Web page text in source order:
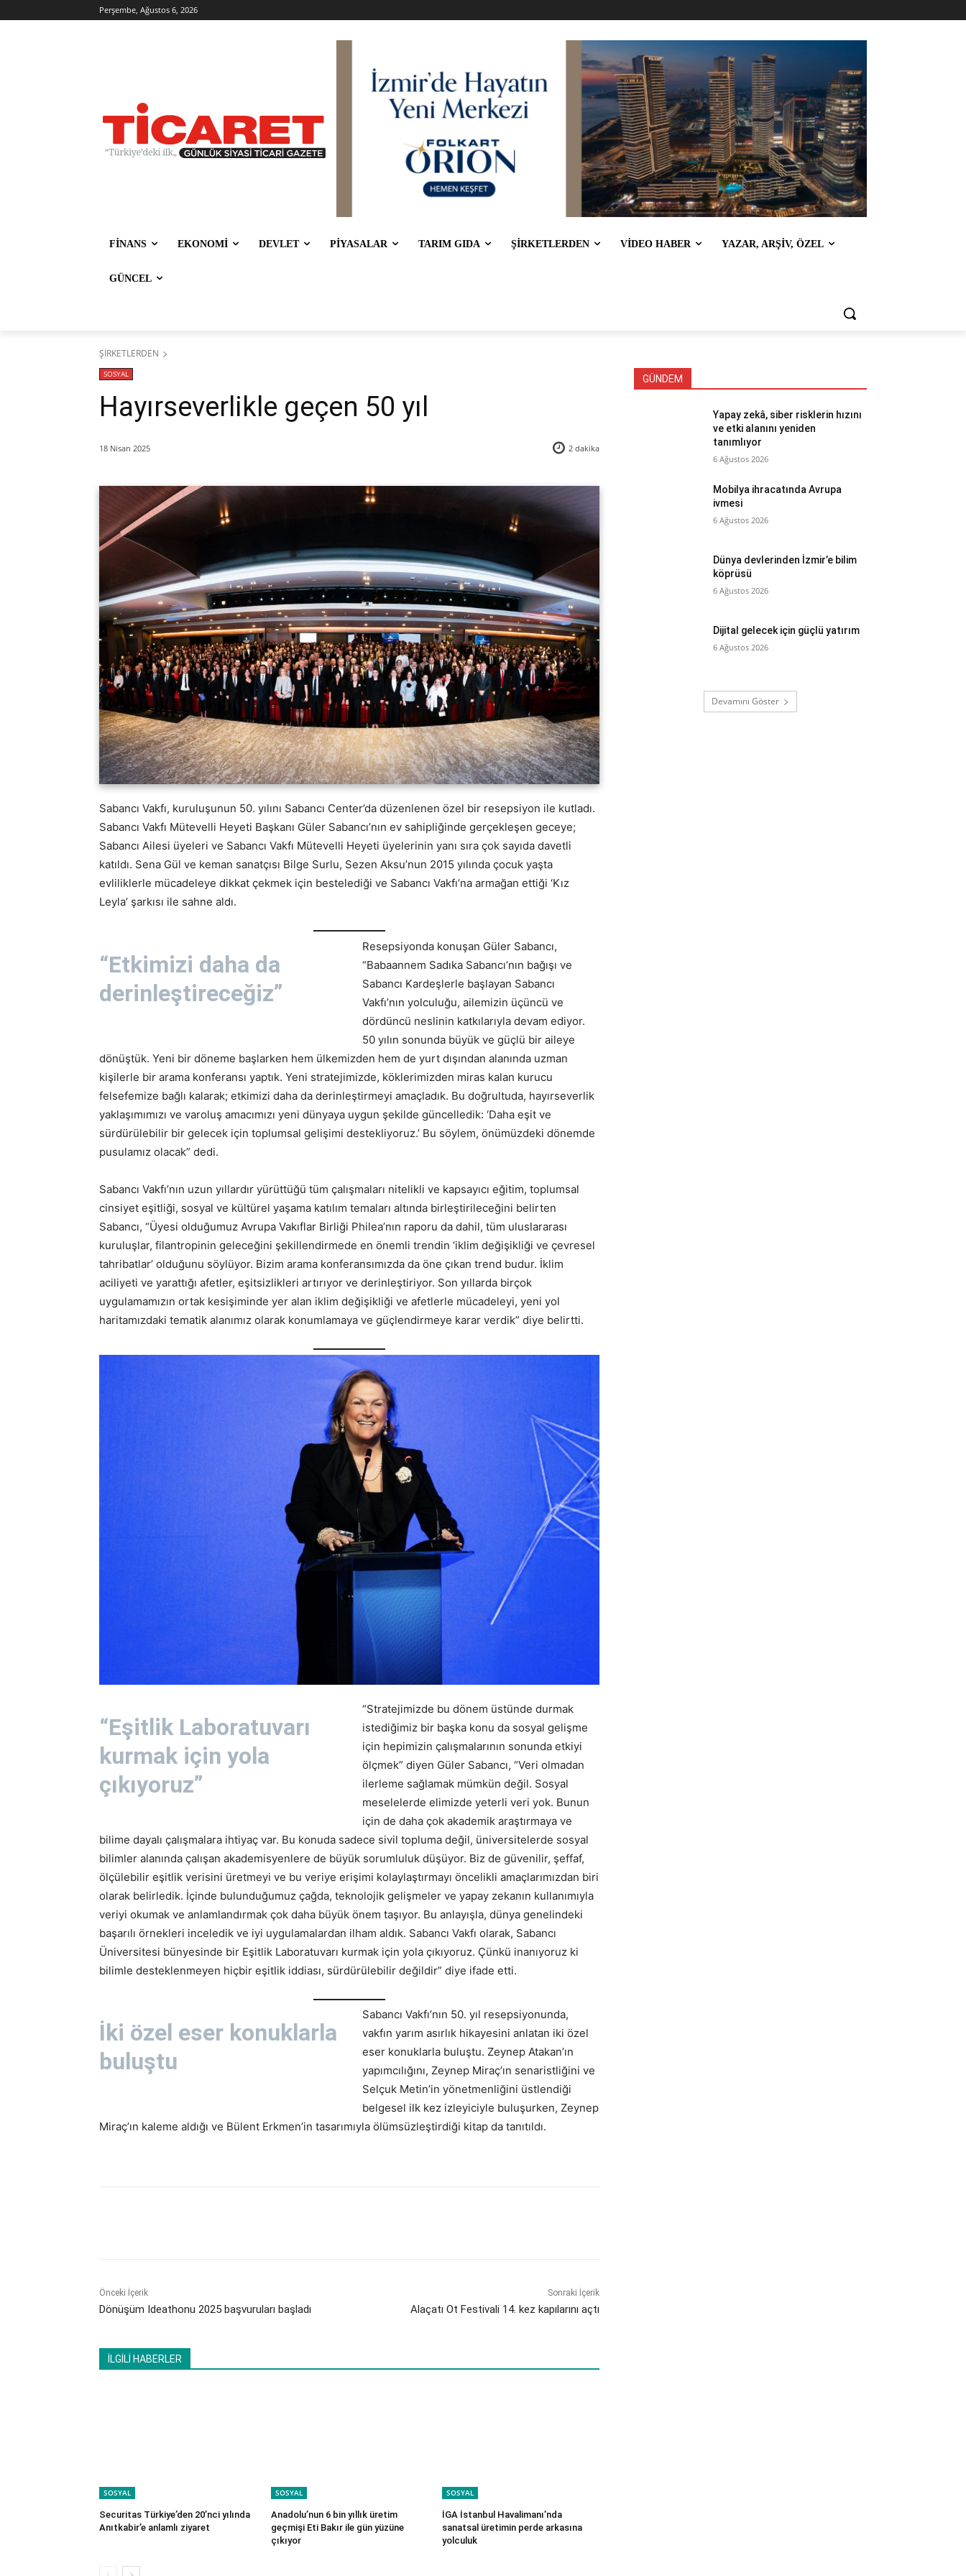
Perşembe, Ağustos 6, 2026
FİNANS EKONOMİ DEVLET PİYASALAR TARIM GIDA ŞİRKETLERDEN VİDEO HABER YAZAR, ARŞİV, ÖZEL
GÜNCEL
ŞİRKETLERDEN
SOSYAL
Hayırseverlikle geçen 50 yıl
18 Nisan 2025 2 dakika
Sabancı Vakfı, kuruluşunun 50. yılını Sabancı Center’da düzenlenen özel bir resepsiyon ile kutladı.
Sabancı Vakfı Mütevelli Heyeti Başkanı Güler Sabancı’nın ev sahipliğinde gerçekleşen geceye;
Sabancı Ailesi üyeleri ve Sabancı Vakfı Mütevelli Heyeti üyelerinin yanı sıra çok sayıda davetli
katıldı. Sena Gül ve keman sanatçısı Bilge Surlu, Sezen Aksu’nun 2015 yılında çocuk yaşta
evliliklerle mücadeleye dikkat çekmek için bestelediği ve Sabancı Vakfı’na armağan ettiği ‘Kız
Leyla’ şarkısı ile sahne aldı.
“Etkimizi daha da
derinleştireceğiz”
Resepsiyonda konuşan Güler Sabancı,
“Babaannem Sadıka Sabancı’nın bağışı ve
Sabancı Kardeşlerle başlayan Sabancı
Vakfı’nın yolculuğu, ailemizin üçüncü ve
dördüncü neslinin katkılarıyla devam ediyor.
50 yılın sonunda büyük ve güçlü bir aileye
dönüştük. Yeni bir döneme başlarken hem ülkemizden hem de yurt dışından alanında uzman
kişilerle bir arama konferansı yaptık. Yeni stratejimizde, köklerimizden miras kalan kurucu
felsefemize bağlı kalarak; etkimizi daha da derinleştirmeyi amaçladık. Bu doğrultuda, hayırseverlik
yaklaşımımızı ve varoluş amacımızı yeni dünyaya uygun şekilde güncelledik: ‘Daha eşit ve
sürdürülebilir bir gelecek için toplumsal gelişimi destekliyoruz.’ Bu söylem, önümüzdeki dönemde
pusulamız olacak” dedi.
Sabancı Vakfı’nın uzun yıllardır yürüttüğü tüm çalışmaları nitelikli ve kapsayıcı eğitim, toplumsal
cinsiyet eşitliği, sosyal ve kültürel yaşama katılım temaları altında birleştirileceğini belirten
Sabancı, “Üyesi olduğumuz Avrupa Vakıflar Birliği Philea’nın raporu da dahil, tüm uluslararası
kuruluşlar, filantropinin geleceğini şekillendirmede en önemli trendin ‘iklim değişikliği ve çevresel
tahribatlar’ olduğunu söylüyor. Bizim arama konferansımızda da öne çıkan trend budur. İklim
aciliyeti ve yarattığı afetler, eşitsizlikleri artırıyor ve derinleştiriyor. Son yıllarda birçok
uygulamamızın ortak kesişiminde yer alan iklim değişikliği ve afetlerle mücadeleyi, yeni yol
haritamızdaki tematik alanımız olarak konumlamaya ve güçlendirmeye karar verdik” diye belirtti.
“Eşitlik Laboratuvarı
kurmak için yola
çıkıyoruz”
“Stratejimizde bu dönem üstünde durmak
istediğimiz bir başka konu da sosyal gelişme
için hepimizin çalışmalarının sonunda etkiyi
ölçmek” diyen Güler Sabancı, “Veri olmadan
ilerleme sağlamak mümkün değil. Sosyal
meselelerde elimizde yeterli veri yok. Bunun
için de daha çok akademik araştırmaya ve
bilime dayalı çalışmalara ihtiyaç var. Bu konuda sadece sivil topluma değil, üniversitelerde sosyal
bilimler alanında çalışan akademisyenlere de büyük sorumluluk düşüyor. Biz de güvenilir, şeffaf,
ölçülebilir eşitlik verisini üretmeyi ve bu veriye erişimi kolaylaştırmayı öncelikli amaçlarımızdan biri
olarak belirledik. İçinde bulunduğumuz çağda, teknolojik gelişmeler ve yapay zekanın kullanımıyla
veriyi okumak ve anlamlandırmak çok daha büyük önem taşıyor. Bu anlayışla, dünya genelindeki
başarılı örnekleri inceledik ve iyi uygulamalardan ilham aldık. Sabancı Vakfı olarak, Sabancı
Üniversitesi bünyesinde bir Eşitlik Laboratuvarı kurmak için yola çıkıyoruz. Çünkü inanıyoruz ki
bilimle desteklenmeyen hiçbir eşitlik iddiası, sürdürülebilir değildir” diye ifade etti.
İki özel eser konuklarla
buluştu
Sabancı Vakfı’nın 50. yıl resepsiyonunda,
vakfın yarım asırlık hikayesini anlatan iki özel
eser konuklarla buluştu. Zeynep Atakan’ın
yapımcılığını, Zeynep Miraç’ın senaristliğini ve
Selçuk Metin’in yönetmenliğini üstlendiği
belgesel ilk kez izleyiciyle buluşurken, Zeynep
Miraç’ın kaleme aldığı ve Bülent Erkmen’in tasarımıyla ölümsüzleştirdiği kitap da tanıtıldı.
Önceki İçerik
Dönüşüm Ideathonu 2025 başvuruları başladı
Sonraki İçerik
Alaçatı Ot Festivali 14. kez kapılarını açtı
İLGİLİ HABERLER
SOSYAL
Securitas Türkiye’den 20’nci yılında
Anıtkabir’e anlamlı ziyaret
SOSYAL
Anadolu’nun 6 bin yıllık üretim
geçmişi Eti Bakır ile gün yüzüne
çıkıyor
SOSYAL
İGA İstanbul Havalimanı’nda
sanatsal üretimin perde arkasına
yolculuk
GÜNDEM
Yapay zekâ, siber risklerin hızını
ve etki alanını yeniden
tanımlıyor
6 Ağustos 2026
Mobilya ihracatında Avrupa
ivmesi
6 Ağustos 2026
Dünya devlerinden İzmir’e bilim
köprüsü
6 Ağustos 2026
Dijital gelecek için güçlü yatırım
6 Ağustos 2026
Devamını Göster